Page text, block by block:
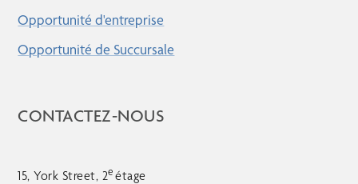
Opportunité d'entreprise
Opportunité de Succursale
CONTACTEZ-NOUS
15, York Street, 2e étage